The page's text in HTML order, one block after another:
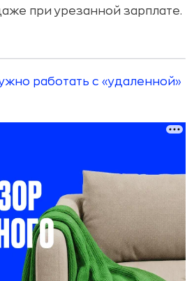
при урезанной зарплате.
работать с «удаленной»